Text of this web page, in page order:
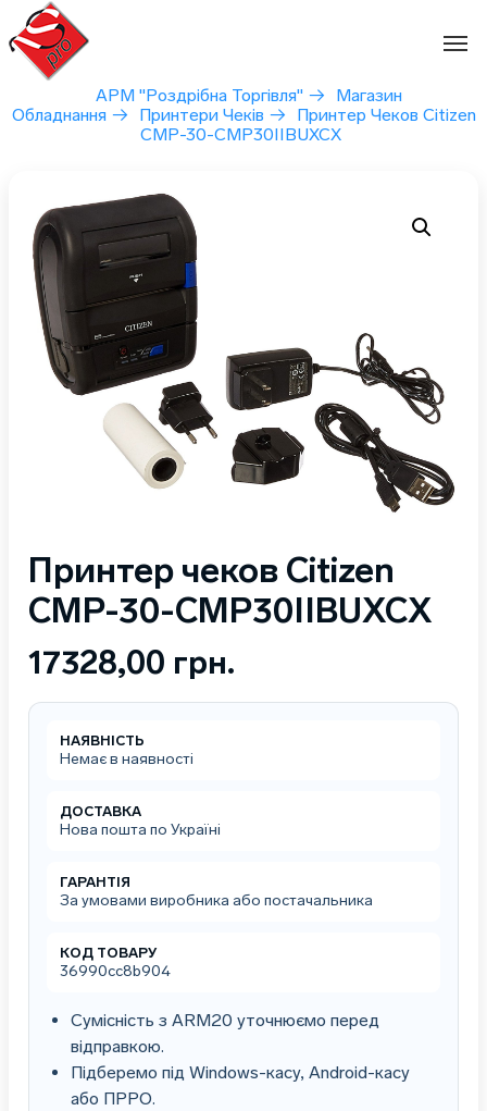
Перейти
вмісту
АРМ "Роздрібна Торгівля" →
Магазин
Обладнання → Принтери Чеків →
Принтер Чеков Citizen
CMP-30-CMP30IIBUXCX
Принтер чеков Citizen
CMP-30-CMP30IIBUXCX
17328,00 грн.
НАЯВНІСТЬ
Немає в наявності
ДОСТАВКА
Нова пошта по Україні
ГАРАНТІЯ
За умовами виробника або постачальника
КОД ТОВАРУ
36990cc8b904
Сумісність з ARM20 уточнюємо перед
відправкою.
Підберемо під Windows-касу, Android-касу
або ПРРО.